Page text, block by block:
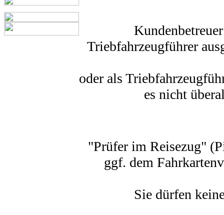
Triebfahrzeugführer
oder als
es nicht
"Prüfer im Reisezug"
ggf. dem
Sie dürfen